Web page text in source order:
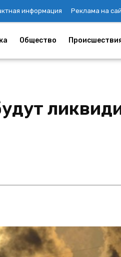
информация Реклама на
Общество